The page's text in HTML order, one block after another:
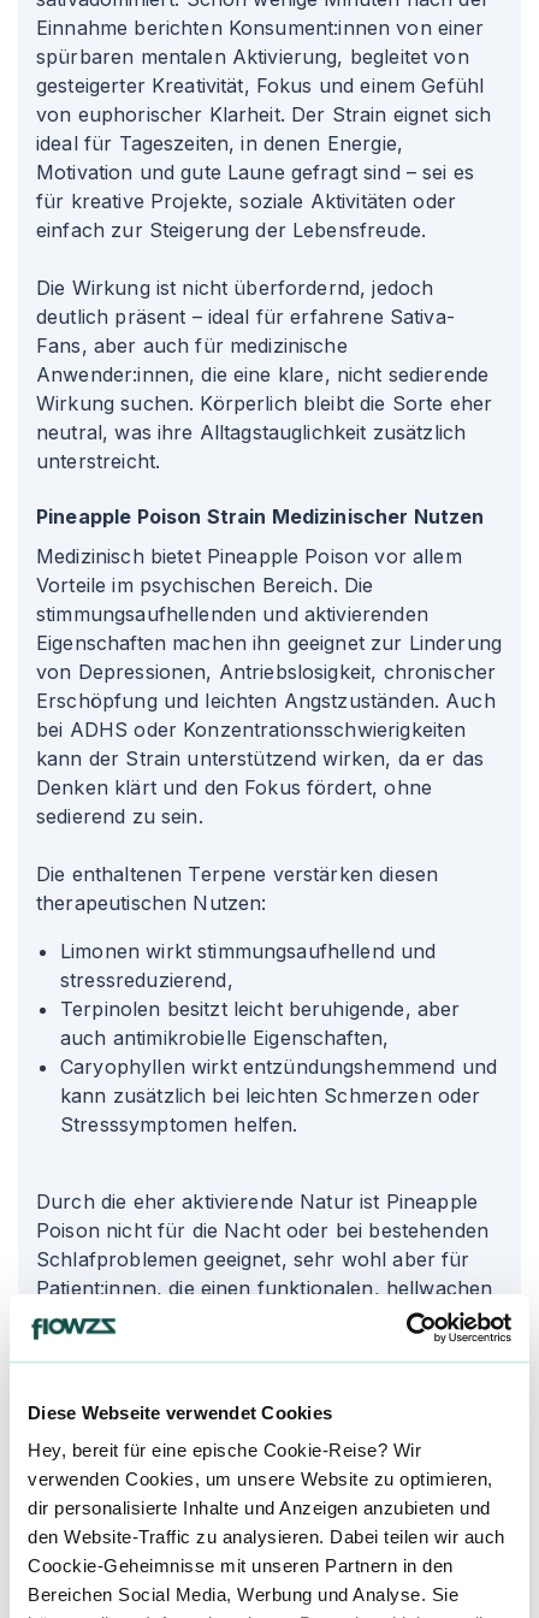
Diese Webseite verwendet Cookies
Hey, bereit für eine epische Cookie-Reise? Wir
verwenden Cookies, um unsere Website zu optimieren,
dir personalisierte Inhalte und Anzeigen anzubieten und
den Website-Traffic zu analysieren. Dabei teilen wir auch
Coockie-Geheimnisse mit unseren Partnern in den
Bereichen Social Media, Werbung und Analyse. Sie
Einnahme berichten Konsument:innen von einer
spürbaren mentalen Aktivierung, begleitet von
gesteigerter Kreativität, Fokus und einem Gefühl
von euphorischer Klarheit. Der Strain eignet sich
ideal für Tageszeiten, in denen Energie,
Motivation und gute Laune gefragt sind – sei es
für kreative Projekte, soziale Aktivitäten oder
einfach zur Steigerung der Lebensfreude.
Die Wirkung ist nicht überfordernd, jedoch
deutlich präsent – ideal für erfahrene Sativa-
Fans, aber auch für medizinische
Anwender:innen, die eine klare, nicht sedierende
Wirkung suchen. Körperlich bleibt die Sorte eher
neutral, was ihre Alltagstauglichkeit zusätzlich
unterstreicht.
Pineapple Poison Strain Medizinischer Nutzen
Medizinisch bietet Pineapple Poison vor allem
Vorteile im psychischen Bereich. Die
stimmungsaufhellenden und aktivierenden
Eigenschaften machen ihn geeignet zur Linderung
von Depressionen, Antriebslosigkeit, chronischer
Erschöpfung und leichten Angstzuständen. Auch
bei ADHS oder Konzentrationsschwierigkeiten
kann der Strain unterstützend wirken, da er das
Denken klärt und den Fokus fördert, ohne
sedierend zu sein.
Die enthaltenen Terpene verstärken diesen
therapeutischen Nutzen:
Limonen wirkt stimmungsaufhellend und
stressreduzierend,
Terpinolen besitzt leicht beruhigende, aber
auch antimikrobielle Eigenschaften,
Caryophyllen wirkt entzündungshemmend und
kann zusätzlich bei leichten Schmerzen oder
Stresssymptomen helfen.
Durch die eher aktivierende Natur ist Pineapple
Poison nicht für die Nacht oder bei bestehenden
Schlafproblemen geeignet, sehr wohl aber für
Patient:innen, die einen funktionalen, hellwachen
Zustand mit leichtem Antrieb suchen.
Community. Hast du den Pineapple Poison Strain
Pineapple Poison Wirkung? Dann teile deine
Erfahrungen mit uns und hilf anderen Patienten
dabei, ihren perfekten Strain für sich zu finden.
Wenn du eine Pineapple Poison Cannabisblüte
bestellen möchtest, nutze einfach unseren
Preisvergleich um die günstigste Cannabis